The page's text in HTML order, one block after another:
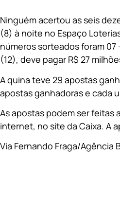
Ninguém acertou as seis
(8) à noite no Espaço
números sorteados foram 07
(12), deve pagar R$ 27
A quina teve 29 apostas
apostas ganhadoras e cada
As apostas podem ser feitas
internet, no site da Caixa. A
Via Fernando Fraga/Agência